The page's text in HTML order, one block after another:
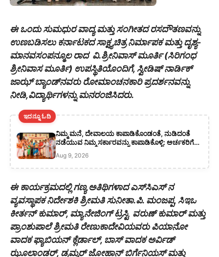
ಈ ಒಂದು ಸುಮಧುರ ವಾದ್ಯ ಮತ್ತು ಸಂಗೀತದ ರಸದೌತಣವನ್ನು
ಉಣಬಡಿಸಲು ಕರ್ನಾಟಕದ ಸಾಕ್ಷ್ಯಚಿತ್ರ ನಿರ್ಮಾಪಕ ಮತ್ತು ದೃಶ್ಯ-
ಮಾನವಸಂಪನ್ಮೂಲ ರಾದ ವಿ.ಶ್ರೀನಿವಾಸ್ ಮೂರ್ತಿ (ಸಿರಿಗಂಧ
ಶ್ರೀನಿವಾಸ ಮೂರ್ತಿ) ಉಪಸ್ಥಿತಿಯೊಂದಿಗೆ, ಸ್ವೀಡಿಷ್ ನಾರ್ಡಿಕ್
ಜಾಝ್ ಬ್ಯಾಂಡ್‌ನವರು ರೋಮಾಂಚನಕಾರಿ ಪ್ರದರ್ಶನವನ್ನು
ನೀಡಿ,ವಿದ್ಯಾರ್ಥಿಗಳನ್ನು ಮನರಂಜಿಸಿದರು.
ಇದನ್ನೂ ಓದಿ
ನಿಮ್ಮ ಮನೆ, ದೇವಾಲಯ ಕಾಪಾಡಿಕೊಂಡಂತೆ, ನುಡಿದಂತೆ
ನಡೆಯುವ ನಿಮ್ಮ ಸರ್ಕಾರವನ್ನು ಕಾಪಾಡಿಕೊಳ್ಳಿ: ಅರ್ಚಕರಿಗೆ
Aug 9, 2026
ಈ ಕಾರ್ಯಕ್ರಮದಲ್ಲಿ ಗಣ್ಯ ಅತಿಥಿಗಳಾದ ಎಸ್‌ಸಿಎಸ್ ನ
ವ್ಯವಸ್ಥಾಪಕ ನಿರ್ದೇಶಕಿ ಶ್ರೀಮತಿ ಸುನೀತಾ.ಪಿ. ಮಂಜಪ್ಪ, ಸಿಇಒ
ಕೀರ್ತನ್ ಕುಮಾರ್, ಮ್ಯಾನೇಜಿಂಗ್ ಟ್ರಸ್ಟಿ ವರುಣ್ ಕುಮಾರ್ ಮತ್ತು
ಪ್ರಾಂಶುಪಾಲೆ ಶ್ರೀಮತಿ ರೇಣುಕಾದೇವಿಯವರು ಪಿಯಾನೋ
ವಾದಕ ಫ್ಯಾಬಿಯನ್ ಕ್ಲೆರ್ಡಾಲ್, ಬಾಸ್ ವಾದಕ ಅರ್ವಿಡ್
ಝೂಲಾಂಡರ್, ಡ್ರಮ್ಮರ್ ಜೋಹಾನ್ ಬಿರ್ಗೆನಿಯಸ್ ಮತ್ತು